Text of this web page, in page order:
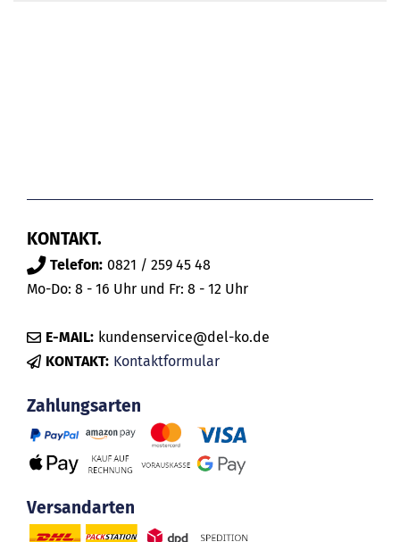
KONTAKT.
Telefon: 0821 / 259 45 48
Mo-Do: 8 - 16 Uhr und Fr: 8 - 12 Uhr
E-MAIL: kundenservice@del-ko.de
KONTAKT: Kontaktformular
Zahlungsarten
Versandarten